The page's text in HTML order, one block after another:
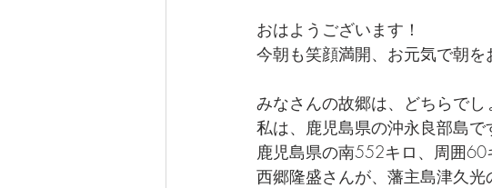
おはようございます！
今朝も笑顔満開、お元気で朝を
みなさんの故郷は、どちらでし
私は、鹿児島県の沖永良部島で
鹿児島県の南552キロ、周囲60
西郷隆盛さんが、藩主島津久光